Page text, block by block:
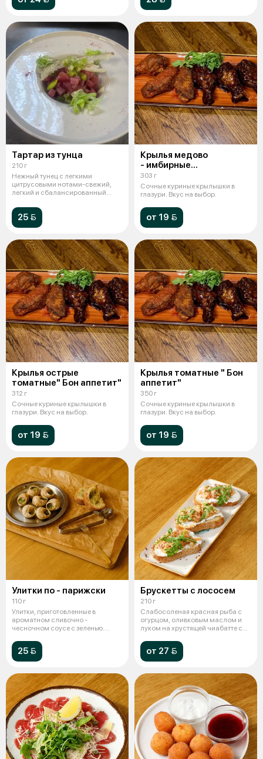
Тартар из тунца
210 г
Нежный тунец с легкими
цитрусовыми нотами-свежий,
легкий и сбалансированный
25 
Крылья медово
- имбирные
"бон аппетит"
303 г
Сочные куриные крылышки в
глазури. Вкус на выбор.
от 19 
Крылья острые
томатные" Бон аппетит"
312 г
Сочные куриные крылышки в
глазури. Вкус на выбор.
от 19 
Крылья томатные " Бон
аппетит"
350 г
Сочные куриные крылышки в
глазури. Вкус на выбор.
от 19 
Улитки по - парижски
110 г
Улитки, приготовленные в
ароматном сливочно -
чесночном соусе с зеленью.
25 
Брускетты с лососем
210 г
Слабосоленая красная рыба с
огурцом, оливковым маслом и
луком на хрустящей чиабатте с
от 27 